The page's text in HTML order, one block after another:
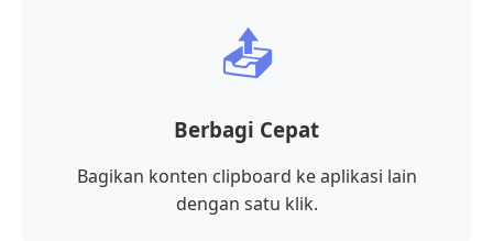
📤
Berbagi Cepat
Bagikan konten clipboard ke aplikasi lain
dengan satu klik.